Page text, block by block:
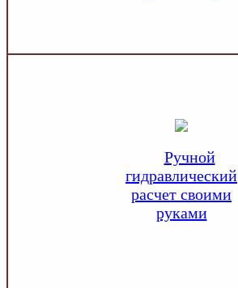
Ручной
гидравлический
расчет своими
руками